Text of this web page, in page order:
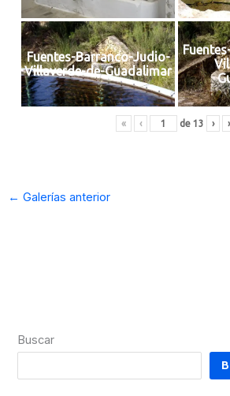
Fuentes-Barranco-Judio-
Villaverde-de-Guadalimar
« ‹ de 13 ›
← Galerías anterior
Buscar